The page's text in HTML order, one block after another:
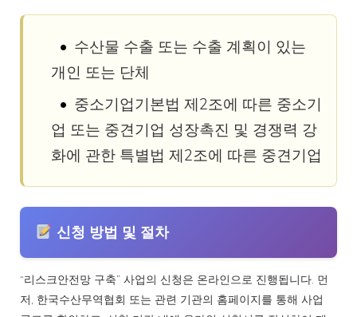
수산물 수출 또는 수출 계획이 있는
개인 또는 단체
중소기업기본법 제2조에 따른 중소기
업 또는 중견기업 성장촉진 및 경쟁력 강
화에 관한 특별법 제2조에 따른 중견기업
신청 방법 및 절차
“리스크안전망 구축” 사업의 신청은 온라인으로 진행됩니다. 먼
저, 한국수산무역협회 또는 관련 기관의 홈페이지를 통해 사업